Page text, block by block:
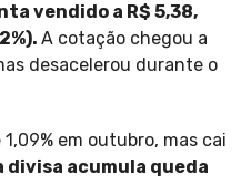
vendido a R$ 5,38,
A cotação chegou a
desacelerou durante o
em outubro, mas cai
divisa acumula queda